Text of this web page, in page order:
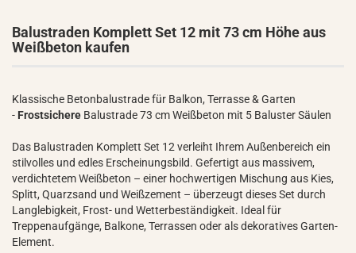
Balustraden Komplett Set 12 mit 73 cm Höhe aus
Weißbeton kaufen
Klassische Betonbalustrade für Balkon, Terrasse & Garten
- Frostsichere Balustrade 73 cm Weißbeton mit 5 Baluster Säulen
Das Balustraden Komplett Set 12 verleiht Ihrem Außenbereich ein
stilvolles und edles Erscheinungsbild. Gefertigt aus massivem,
verdichtetem Weißbeton – einer hochwertigen Mischung aus Kies,
Splitt, Quarzsand und Weißzement – überzeugt dieses Set durch
Langlebigkeit, Frost- und Wetterbeständigkeit. Ideal für
Treppenaufgänge, Balkone, Terrassen oder als dekoratives Garten-
Element.